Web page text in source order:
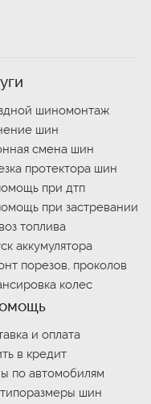
шиномонтаж
шин
смена шин
протектора шин
при дтп
при застревании
топлива
аккумулятора
порезов, проколов
колес
и оплата
в кредит
по автомобилям
шин